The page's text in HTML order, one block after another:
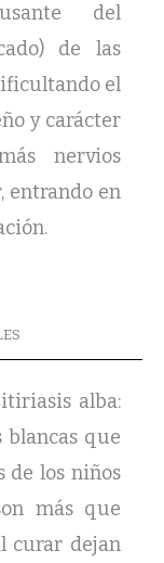
del
de las
el
y carácter
nervios
entrando en
alba:
blancas que
de los niños
más que
curar dejan